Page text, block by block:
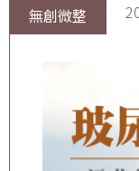
無創微整